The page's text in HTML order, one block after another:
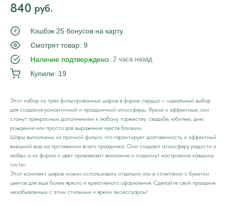
840 руб.
₽
Кэшбэк 25 бонусов на карту
Смотрят товар: 9
Наличие подтверждено 2 часа назад
Купили: 19
Этот набор из трёх фольгированных шаров в форме сердца — идеальный выбор
для создания романтичной и праздничной атмосферы. Яркие и эффектные, они
станут прекрасным дополнением к любому торжеству: свадьбе, юбилею, дню
рождения или просто для выражения чувств близким.
Шары выполнены из прочной фольги, что гарантирует долговечность и эффектный
внешний вид на протяжении всего праздника. Они создают атмосферу радости и
любви, а их форма и цвет привлекают внимание и поднимут настроение каждому
гостю.
Этот комплект шаров можно использовать отдельно или в сочетании с букетом
цветов для ещё более яркого и креативного оформления. Сделайте свой праздник
незабываемым с этим стильным и ярким аксессуаром!